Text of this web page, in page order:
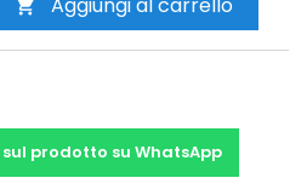
 Aggiungi al carrello
prodotto su WhatsApp